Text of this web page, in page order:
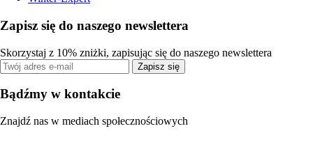
Zapisz się do naszego newslettera
Skorzystaj z 10% zniżki, zapisując się do naszego newslettera
Zapisz się
Bądźmy w kontakcie
Znajdź nas w mediach społecznościowych